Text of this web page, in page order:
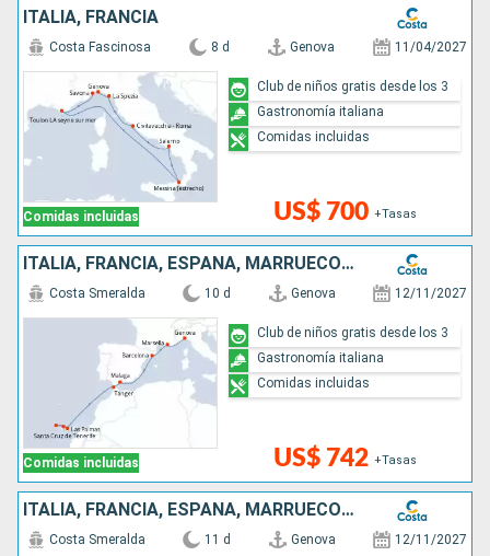
ITALIA, FRANCIA
Comidas incluidas
Costa Fascinosa 8 d Genova 11/04/2027
US$ 700 +Tasas
Club de niños gratis desde los 3
Gastronomía italiana
Comidas incluidas
ITALIA, FRANCIA, ESPAÑA, MARRUECOS, CANARIAS
Comidas incluidas
Costa Smeralda 10 d Genova 12/11/2027
US$ 742 +Tasas
Club de niños gratis desde los 3
Gastronomía italiana
Comidas incluidas
ITALIA, FRANCIA, ESPAÑA, MARRUECOS, CANARIAS
Costa Smeralda 11 d Genova 12/11/2027